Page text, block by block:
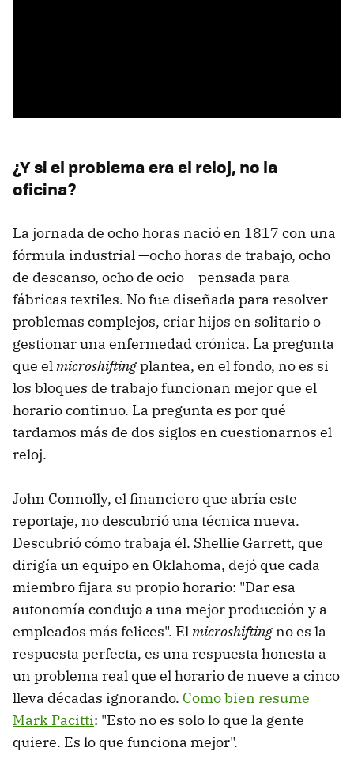
¿Y si el problema era el reloj, no la
oficina?
La jornada de ocho horas nació en 1817 con una
fórmula industrial —ocho horas de trabajo, ocho
de descanso, ocho de ocio— pensada para
fábricas textiles. No fue diseñada para resolver
problemas complejos, criar hijos en solitario o
gestionar una enfermedad crónica. La pregunta
que elmicroshiftingplantea, en el fondo, no es si
los bloques de trabajo funcionan mejor que el
horario continuo. La pregunta es por qué
tardamos más de dos siglos en cuestionarnos el
reloj.
John Connolly, el financiero que abría este
reportaje, no descubrió una técnica nueva.
Descubrió cómo trabaja él. Shellie Garrett, que
dirigía un equipo en Oklahoma, dejó que cada
miembro fijara su propio horario: "Dar esa
autonomía condujo a una mejor producción y a
empleados más felices". Elmicroshifting no es la
respuesta perfecta, es una respuesta honesta a
un problema real que el horario de nueve a cinco
lleva décadas ignorando. Como bien resume
Mark Pacitti: "Esto no es solo lo que la gente
quiere. Es lo que funciona mejor".